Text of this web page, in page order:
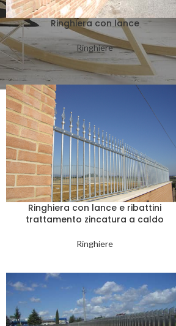
Ringhiera con lance
Ringhiere
Ringhiera con lance e ribattini
trattamento zincatura a caldo
Ringhiere